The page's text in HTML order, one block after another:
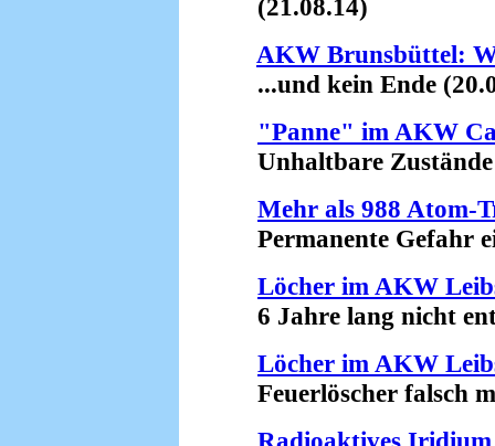
(21.08.14)
AKW Brunsbüttel:
...und kein Ende
"Panne" im AKW
Unhaltbare Zustände
Mehr als 988 Atom-
Permanente Gefahr
Löcher im AKW
6 Jahre lang nicht
Löcher im AKW
Feuerlöscher falsch